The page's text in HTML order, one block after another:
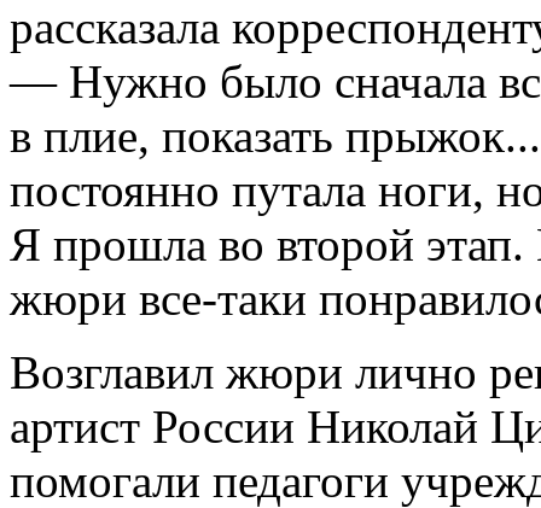
рассказала
— Нужно было сначала
в плие, показать
постоянно путала ноги,
Я прошла во второй этап.
жюри все-таки
Возглавил жюри лично
артист России Николай
помогали педагоги